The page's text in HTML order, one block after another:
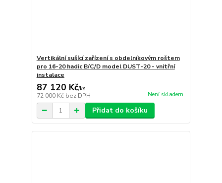
Vertikální sušící zařízení s obdelníkovým roštem
pro 16-20 hadic B/C/D model DUST-20 - vnitřní
instalace
87 120 Kč/ks
72 000 Kč bez DPH Není skladem
Přidat do košíku